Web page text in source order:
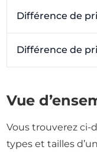
Différence de
Différence de
Vue
Vous trouverez ci-
types et tailles